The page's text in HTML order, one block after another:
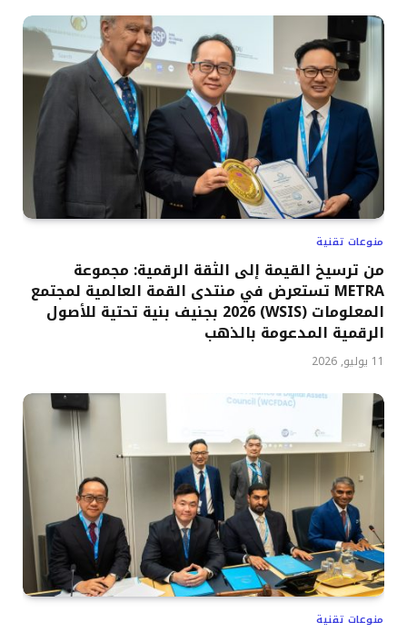
منوعات تقنية
من ترسيخ القيمة إلى الثقة الرقمية: مجموعة
METRA تستعرض في منتدى القمة العالمية لمجتمع
المعلومات (WSIS) 2026 بجنيف بنية تحتية للأصول
الرقمية المدعومة بالذهب
11 يوليو, 2026
منوعات تقنية